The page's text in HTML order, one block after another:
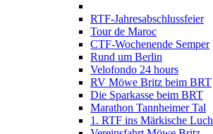
RTF-Jahresabschlussfeier
Tour de Maroc
CTF-Wochenende Semper
Rund um Berlin
Velofondo 24 hours
RV Möwe Britz beim BRT
Die Sparkasse beim BRT
Marathon Tannheimer Tal
1. RTF ins Märkische Luch